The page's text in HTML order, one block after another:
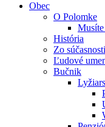
Obec
O Polomke
História
Zo súčasnosti
Ľudové
Bučnik